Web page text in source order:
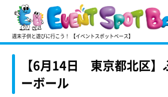
週末子供と遊びに行こう！ 【イベントスポットベース】
【6月14日 東京都北区】
ーボール